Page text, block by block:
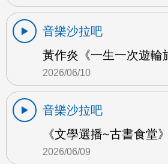
音樂沙拉吧
黃作炎《一生一次遊輪
2026/06/10
音樂沙拉吧
《文學選播~古書食堂
2026/06/09